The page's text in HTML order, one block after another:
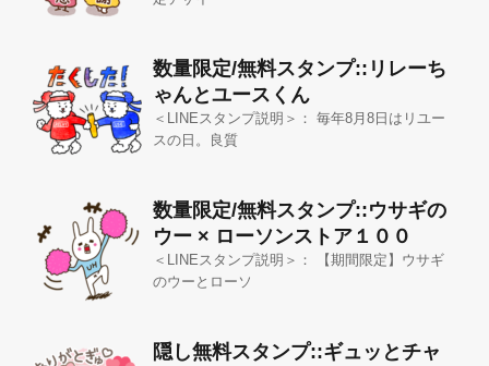
数量限定/無料スタンプ::リレーち
ゃんとユースくん
＜LINEスタンプ説明＞： 毎年8月8日はリユー
スの日。良質
数量限定/無料スタンプ::ウサギの
ウー × ローソンストア１００
＜LINEスタンプ説明＞： 【期間限定】ウサギ
のウーとローソ
隠し無料スタンプ::ギュッとチャ